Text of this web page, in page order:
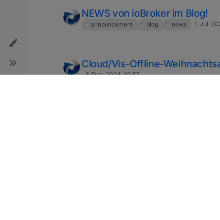
NEWS von ioBroker im Blog!
announcement blog news 1. Juli
Cloud/Vis-Offline-
8. Dez. 2024, 20:57